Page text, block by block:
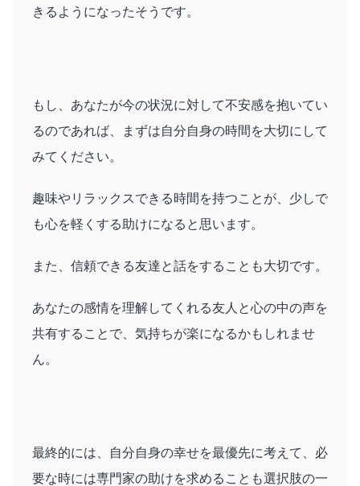
きるようになったそうです。
もし、あなたが今の状況に対して不安感を抱いてい
るのであれば、まずは自分自身の時間を大切にして
みてください。
趣味やリラックスできる時間を持つことが、少しで
も心を軽くする助けになると思います。
また、信頼できる友達と話をすることも大切です。
あなたの感情を理解してくれる友人と心の中の声を
共有することで、気持ちが楽になるかもしれませ
ん。
最終的には、自分自身の幸せを最優先に考えて、必
要な時には専門家の助けを求めることも選択肢の一